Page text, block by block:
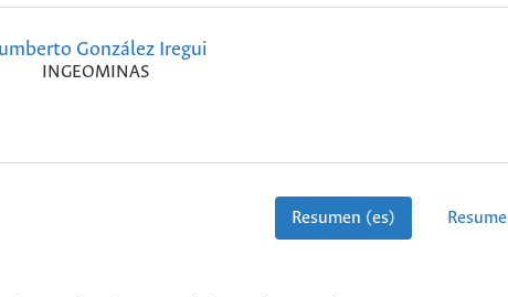
González Iregui
INGEOMINAS
Resumen (es)